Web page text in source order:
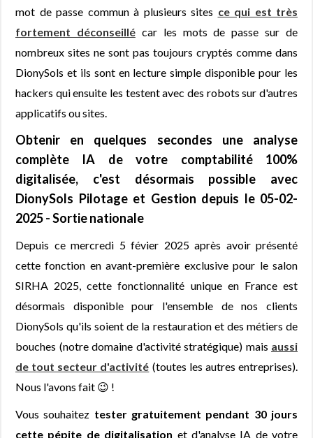
mot de passe commun à plusieurs sites ce qui est très
fortement déconseillécar les mots de passe sur de
nombreux sites ne sont pas toujours cryptés comme dans
DionySols et ils sont en lecture simple disponible pour les
hackers qui ensuite les testent avec des robots sur d'autres
applicatifs ou sites.
Obtenir en quelques secondes une analyse
complète IA de votre comptabilité 100%
digitalisée, c'est désormais possible avec
DionySols Pilotage et Gestion depuis le 05-02-
2025 - Sortie nationale
Depuis ce mercredi 5 févier 2025 après avoir présenté
cette fonction en avant-première exclusive pour le salon
SIRHA 2025, cette fonctionnalité unique en France est
désormais disponible pour l'ensemble de nos clients
DionySols qu'ils soient de la restauration et des métiers de
bouches (notre domaine d'activité stratégique) mais aussi
de tout secteur d'activité (toutes les autres entreprises).
Nous l'avons fait 😉 !
Vous souhaitez tester gratuitement pendant 30 jours
cette pépite de digitalisation et d'analyse IA de votre